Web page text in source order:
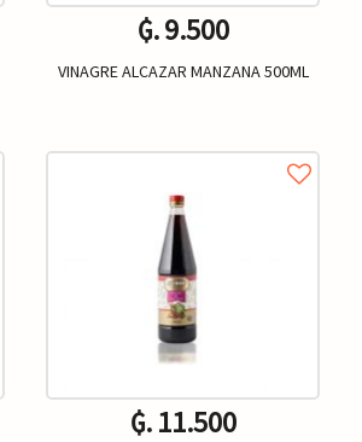
₲. 9.500
VINAGRE ALCAZAR MANZANA 500ML
₲. 11.500